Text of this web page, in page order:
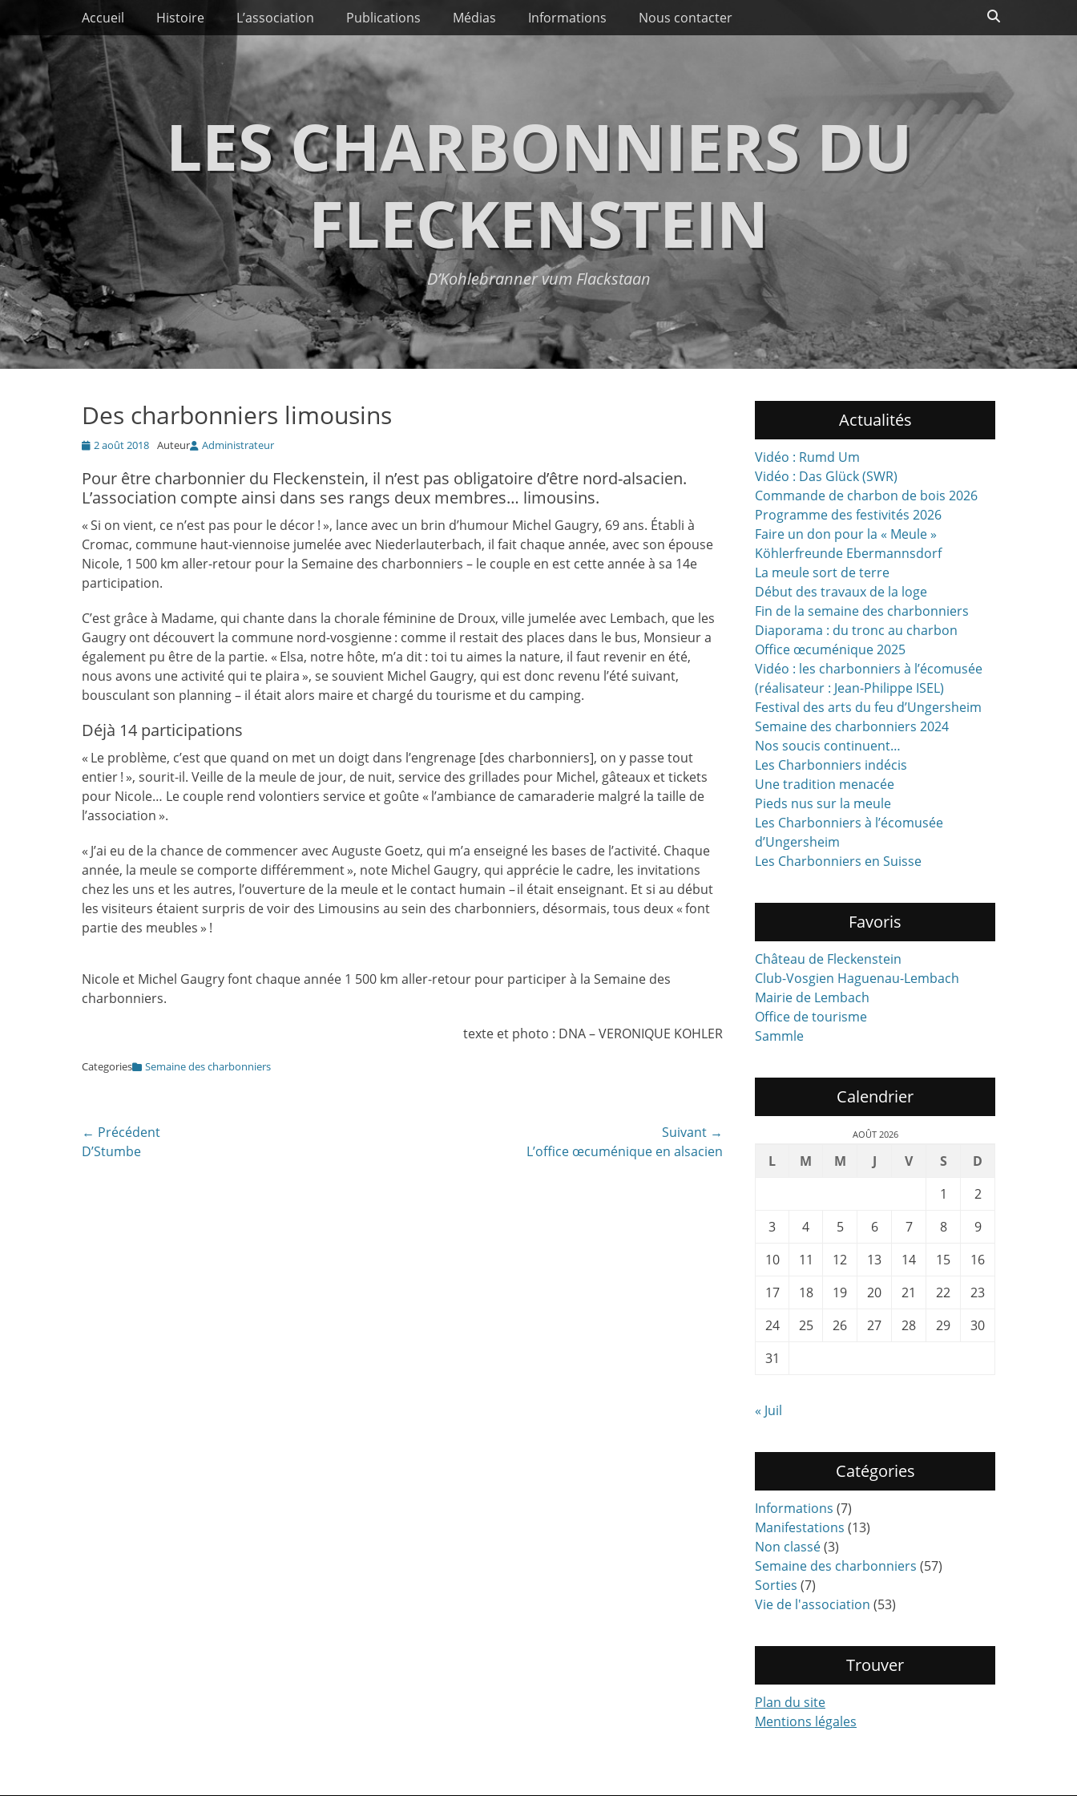
Passer
contenu
Premier menu
Accueil Histoire L’association Publications Médias Informations Nous contacter
LES CHARBONNIERS DU
FLECKENSTEIN
D’Kohlebranner vum Flackstaan
Des charbonniers limousins
Posté2 août 2018 Auteur Administrateur
Pour être charbonnier du Fleckenstein, il n’est pas obligatoire d’être nord-alsacien.
L’association compte ainsi dans ses rangs deux membres… limousins.
« Si on vient, ce n’est pas pour le décor ! », lance avec un brin d’humour Michel Gaugry, 69 ans. Établi à
Cromac, commune haut-viennoise jumelée avec Niederlauterbach, il fait chaque année, avec son épouse
Nicole, 1 500 km aller-retour pour la Semaine des charbonniers – le couple en est cette année à sa 14e
participation.
C’est grâce à Madame, qui chante dans la chorale féminine de Droux, ville jumelée avec Lembach, que les
Gaugry ont découvert la commune nord-vosgienne : comme il restait des places dans le bus, Monsieur a
également pu être de la partie. « Elsa, notre hôte, m’a dit : toi tu aimes la nature, il faut revenir en été,
nous avons une activité qui te plaira », se souvient Michel Gaugry, qui est donc revenu l’été suivant,
bousculant son planning – il était alors maire et chargé du tourisme et du camping.
Déjà 14 participations
« Le problème, c’est que quand on met un doigt dans l’engrenage [des charbonniers], on y passe tout
entier ! », sourit-il. Veille de la meule de jour, de nuit, service des grillades pour Michel, gâteaux et tickets
pour Nicole… Le couple rend volontiers service et goûte « l’ambiance de camaraderie malgré la taille de
l’association ».
« J’ai eu de la chance de commencer avec Auguste Goetz, qui m’a enseigné les bases de l’activité. Chaque
année, la meule se comporte différemment », note Michel Gaugry, qui apprécie le cadre, les invitations
chez les uns et les autres, l’ouverture de la meule et le contact humain – il était enseignant. Et si au début
les visiteurs étaient surpris de voir des Limousins au sein des charbonniers, désormais, tous deux « font
partie des meubles » !
Nicole et Michel Gaugry font chaque année 1 500 km aller-retour pour participer à la Semaine des
charbonniers.
texte et photo : DNA – VERONIQUE KOHLER
Categories Semaine des charbonniers
Navigation
de
← Précédent
Article
D’Stumbe
Suivant →
L’office œcuménique en alsacien
Actualités
Vidéo : Rumd Um
Vidéo : Das Glück (SWR)
Commande de charbon de bois 2026
Programme des festivités 2026
Faire un don pour la « Meule »
Köhlerfreunde Ebermannsdorf
La meule sort de terre
Début des travaux de la loge
Fin de la semaine des charbonniers
Diaporama : du tronc au charbon
Office œcuménique 2025
Vidéo : les charbonniers à l’écomusée
(réalisateur : Jean-Philippe ISEL)
Festival des arts du feu d’Ungersheim
Semaine des charbonniers 2024
Nos soucis continuent…
Les Charbonniers indécis
Une tradition menacée
Pieds nus sur la meule
Les Charbonniers à l’écomusée
d’Ungersheim
Les Charbonniers en Suisse
Favoris
Château de Fleckenstein
Club-Vosgien Haguenau-Lembach
Mairie de Lembach
Office de tourisme
Sammle
Calendrier
AOÛT 2026
L M M J V S
D
1
2
3
4 5 6 7 8
9
10
11 12 13 14 15
16
17
18 19 20 21 22
23
24
25 26 27 28 29
30
31
« Juil
Catégories
Informations (7)
Manifestations (13)
Non classé(3)
Semaine des charbonniers (57)
Sorties (7)
Vie de l'association (53)
Trouver
Plan du site
Mentions légales